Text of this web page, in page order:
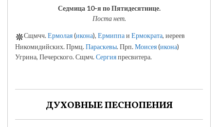
Седмица 10-я по Пятидесятнице.
Поста нет.
Сщмчч.Ермолая(икона), Ермиппаи Ермократа, иереев
Никомидийских. Прмц.Параскевы. Прп.Моисея(икона)
Угрина, Печерского. Сщмч.Сергияпресвитера.
ДУХОВНЫЕ ПЕСНОПЕНИЯ